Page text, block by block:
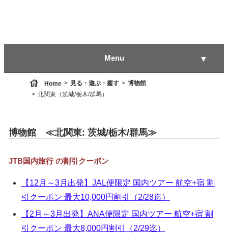
Menu ▼
▼
house Home 見る・遊ぶ・癒す
博物館
北関東（茨城/栃木/群馬）
博物館 ≪北関東: 茨城/栃木/群馬≫
JTB国内旅行 の割引クーポン
【12月～3月出発】JAL便限定 国内ツアー 航空+宿 割
引クーポン 最大10,000円割引（2/28迄）
【2月～3月出発】ANA便限定 国内ツアー 航空+宿 割
引クーポン 最大8,000円割引（2/29迄）